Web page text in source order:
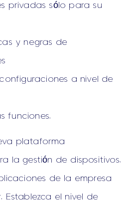
privadas sólo para su
y negras de
a nivel de
funciones.
plataforma
la gestión de dispositivos.
de la empresa
Establezca el nivel de